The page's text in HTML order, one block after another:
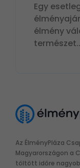
Egy
élmény
természet
Az ÉlményPláza
Magyarországon a
töltött időre